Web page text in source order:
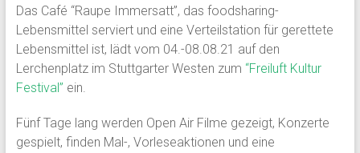
Das Café “Raupe Immersatt”, das foodsharing-
Lebensmittel serviert und eine Verteilstation für gerettete
Lebensmittel ist, lädt vom 04.-08.08.21 auf den
Lerchenplatz im Stuttgarter Westen zum “Freiluft Kultur
Festival” ein.
Fünf Tage lang werden Open Air Filme gezeigt, Konzerte
gespielt, finden Mal-, Vorleseaktionen und eine